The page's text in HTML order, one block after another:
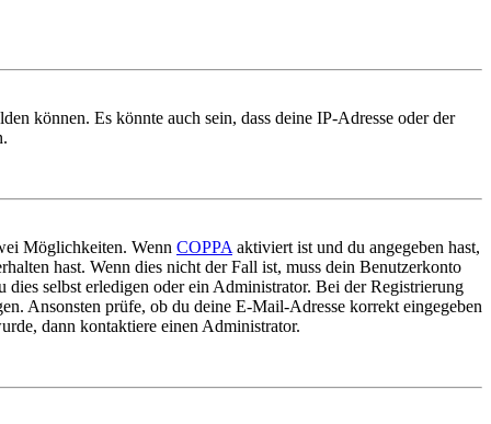
können. Es könnte auch sein, dass deine IP-Adresse oder der
Möglichkeiten. Wenn COPPA aktiviert ist und du angegeben hast,
hast. Wenn dies nicht der Fall ist, muss dein Benutzerkonto
selbst erledigen oder ein Administrator. Bei der Registrierung
Ansonsten prüfe, ob du deine E-Mail-Adresse korrekt eingegeben
dann kontaktiere einen Administrator.